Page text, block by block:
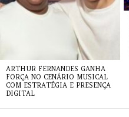
ARTHUR FERNANDES GANHA
FORÇA NO CENÁRIO MUSICAL
COM ESTRATÉGIA E PRESENÇA
DIGITAL